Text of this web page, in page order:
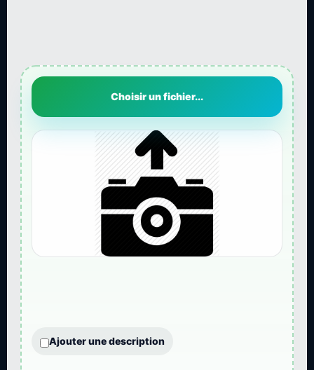
Choisir un fichier...
Ajouter une description